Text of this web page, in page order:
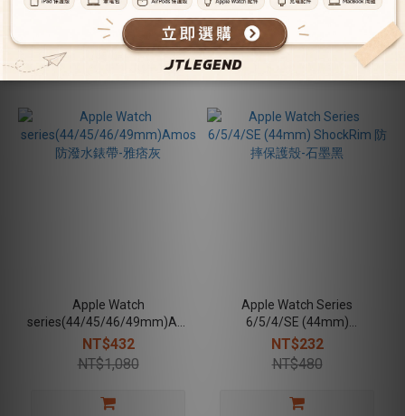
NT$1,080
NT$1,080
Apple Watch
series(44/45/46/49mm)Amos
防潑水錶帶-雅痞灰
NT$432
NT$1,080
Apple Watch Series
6/5/4/SE (44mm)
ShockRim 防摔保護殼-石墨
黑
NT$232
NT$480